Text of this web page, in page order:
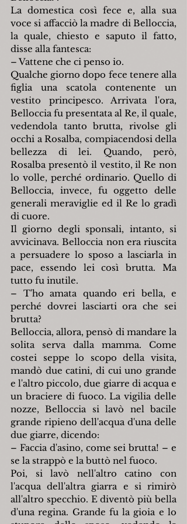
La domestica così fece e, alla sua
voce si affacciò la madre di Belloccia,
la quale, chiesto e saputo il fatto,
disse alla fantesca:
– Vattene che ci penso io.
Qualche giorno dopo fece tenere alla
figlia una scatola contenente un
vestito principesco. Arrivata l'ora,
Belloccia fu presentata al Re, il quale,
vedendola tanto brutta, rivolse gli
occhi a Rosalba, compiacendosi della
bellezza di lei. Quando, però,
Rosalba presentò il vestito, il Re non
lo volle, perché ordinario. Quello di
Belloccia, invece, fu oggetto delle
generali meraviglie ed il Re lo gradì
di cuore.
Il giorno degli sponsali, intanto, si
avvicinava. Belloccia non era riuscita
a persuadere lo sposo a lasciarla in
pace, essendo lei così brutta. Ma
tutto fu inutile.
– T'ho amata quando eri bella, e
perché dovrei lasciarti ora che sei
brutta?
Belloccia, allora, pensò di mandare la
solita serva dalla mamma. Come
costei seppe lo scopo della visita,
mandò due catini, di cui uno grande
e l'altro piccolo, due giarre di acqua e
un braciere di fuoco. La vigilia delle
nozze, Belloccia si lavò nel bacile
grande ripieno dell'acqua d'una delle
due giarre, dicendo:
– Faccia d'asino, come sei brutta! – e
se la strappò e la buttò nel fuoco.
Poi, si lavò nell'altro catino con
l'acqua dell'altra giarra e si rimirò
all'altro specchio. E diventò più bella
d'una regina. Grande fu la gioia e lo